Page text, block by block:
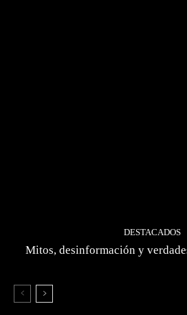
DESTACADOS
Mitos, desinformación y